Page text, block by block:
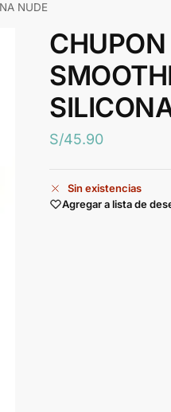
NUDE
CHUPON
S/45.90
Sin existencias
Agregar a lista de